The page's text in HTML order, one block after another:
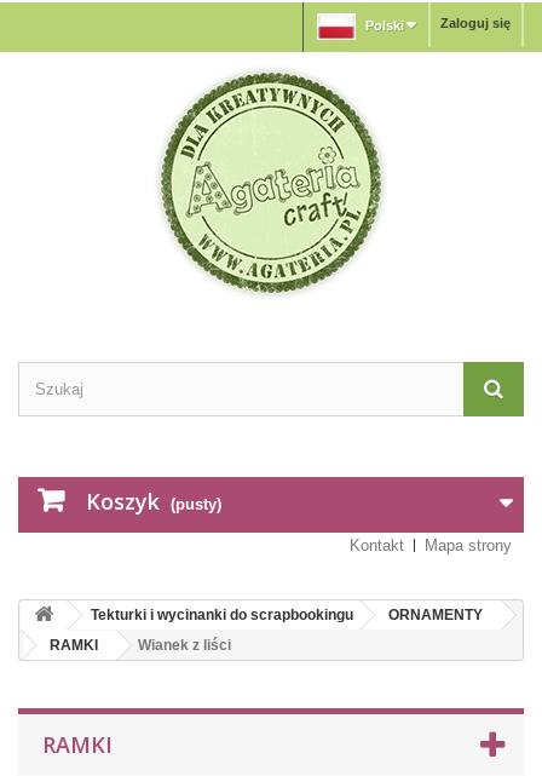
Zaloguj się
Polski
Koszyk (pusty)
Kontakt Mapa strony
Tekturki i wycinanki do scrapbookingu
ORNAMENTY
RAMKI
Wianek z liści
RAMKI